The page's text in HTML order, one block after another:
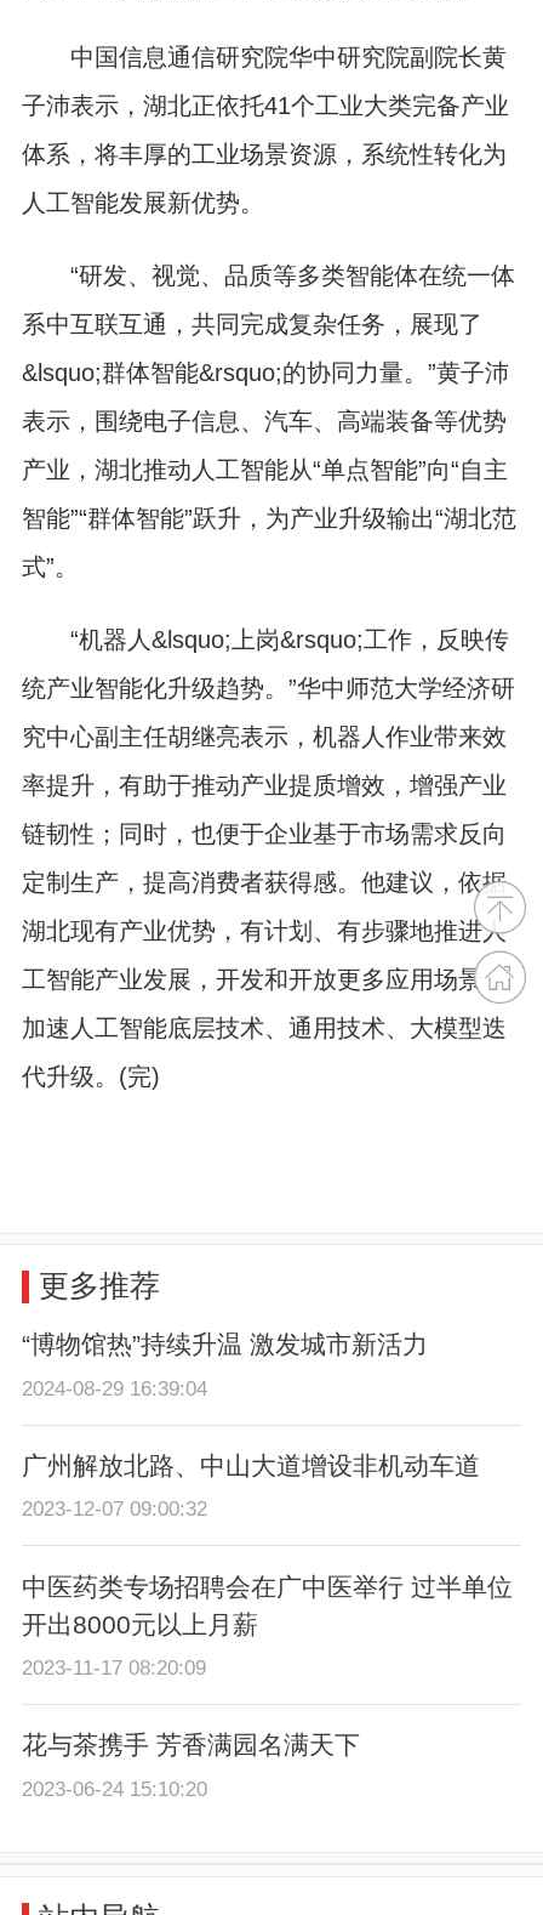
中国信息通信研究院华中研究院副院长黄
子沛表示，湖北正依托41个工业大类完备产业
体系，将丰厚的工业场景资源，系统性转化为
人工智能发展新优势。
“研发、视觉、品质等多类智能体在统一体
系中互联互通，共同完成复杂任务，展现了
&lsquo;群体智能&rsquo;的协同力量。”黄子沛
表示，围绕电子信息、汽车、高端装备等优势
产业，湖北推动人工智能从“单点智能”向“自主
智能”“群体智能”跃升，为产业升级输出“湖北范
式”。
“机器人&lsquo;上岗&rsquo;工作，反映传
统产业智能化升级趋势。”华中师范大学经济研
究中心副主任胡继亮表示，机器人作业带来效
率提升，有助于推动产业提质增效，增强产业
链韧性；同时，也便于企业基于市场需求反向
定制生产，提高消费者获得感。他建议，依据
湖北现有产业优势，有计划、有步骤地推进人
工智能产业发展，开发和开放更多应用场景，
加速人工智能底层技术、通用技术、大模型迭
代升级。(完)
更多推荐
“博物馆热”持续升温 激发城市新活力
2024-08-29 16:39:04
广州解放北路、中山大道增设非机动车道
2023-12-07 09:00:32
中医药类专场招聘会在广中医举行 过半单位
开出8000元以上月薪
2023-11-17 08:20:09
花与茶携手 芳香满园名满天下
2023-06-24 15:10:20